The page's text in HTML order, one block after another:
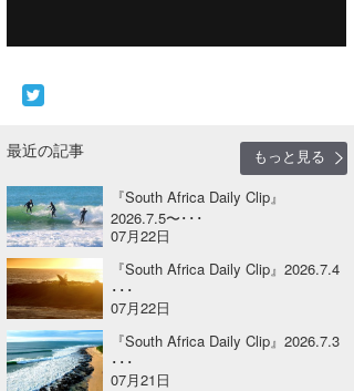
最近の記事
もっと見る
『South Africa Daily Clip』
2026.7.5〜･･･
07月22日
『South Africa Daily Clip』2026.7.4
･･･
07月22日
『South Africa Daily Clip』2026.7.3
･･･
07月21日
Yoshiyuki Obata
arukasvision
DELTA FORCE SURF
CBA Films
熊谷素子
WAVAL
中浦“JET”章
嵯峨明日香
進士剛光
田原啓江
植村未来
NOBUFUKU
☆加藤
+☆maki☆+
Aichan
chan-U
ECE
G◎Da
波伝説